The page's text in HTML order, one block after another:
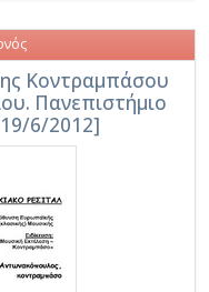
Κοντραμπάσου
Πανεπιστήμιο
6/2012]